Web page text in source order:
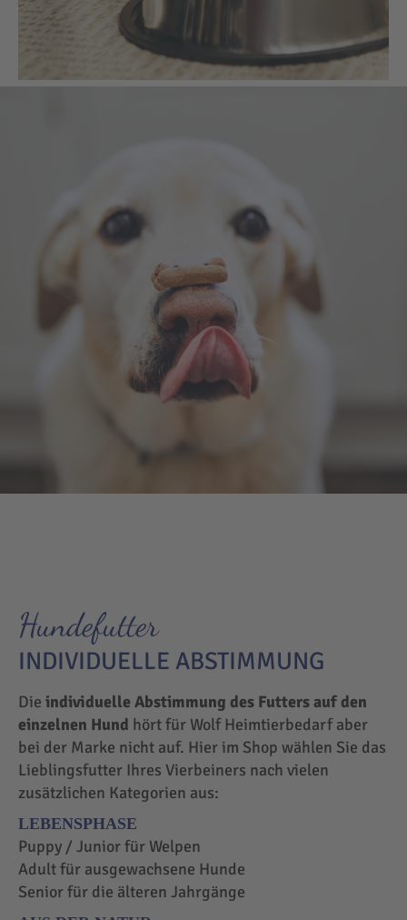
Hundefutter
INDIVIDUELLE ABSTIMMUNG
Die individuelle Abstimmung des Futters auf den
einzelnen Hund hört für Wolf Heimtierbedarf aber
bei der Marke nicht auf. Hier im Shop wählen Sie das
Lieblingsfutter Ihres Vierbeiners nach vielen
zusätzlichen Kategorien aus:
LEBENSPHASE
Puppy / Junior für Welpen
Adult für ausgewachsene Hunde
Senior für die älteren Jahrgänge